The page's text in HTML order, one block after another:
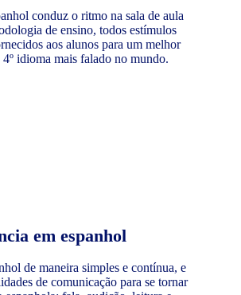
conduz o ritmo na sala de aula
de ensino, todos estímulos
aos alunos para um melhor
idioma mais falado no mundo.
em espanhol
de maneira simples e contínua, e
de comunicação para se tornar